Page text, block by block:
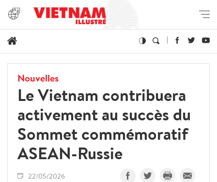
Nouvelles
Le Vietnam contribuera
activement au succès du
Sommet commémoratif
ASEAN-Russie
22/05/2026